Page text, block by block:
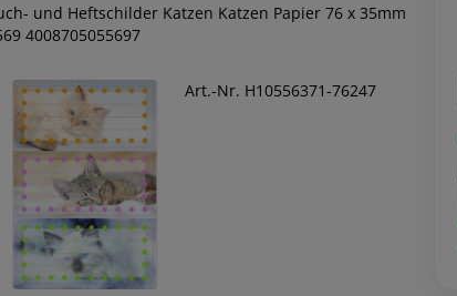
und Heftschilder Katzen Katzen Papier 76 x 35mm
4008705055697
Art.-Nr. H10556371-76247